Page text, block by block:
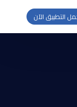
التطبيق الآن